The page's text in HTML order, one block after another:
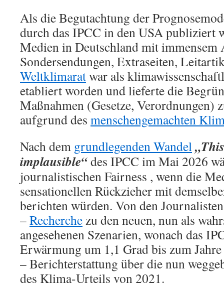
Als die Begutachtung der
durch das IPCC in den USA publiziert
Medien in Deutschland mit immensem
Sondersendungen, Extraseiten,
Weltklimaratwar als
etabliert worden und lieferte die
Maßnahmen (Gesetze, Verordnungen)
aufgrund des menschengemachten
Nach dem grundlegenden Wandel
implausible“des IPCC im Mai 2026
journalistischen Fairness , wenn die
sensationellen Rückzieher mit
berichten würden. Von den
–Recherchezu den neuen, nun als
angesehenen Szenarien, wonach das
Erwärmung um 1,1 Grad bis zum
– Berichterstattung über die nun
des Klima-Urteils von 2021.